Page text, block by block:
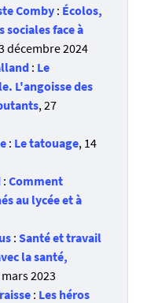
Comby: Écolos,
sociales face à
décembre 2024
: Le
L'angoisse des
, 27
: Le tatouage, 14
: Comment
au lycée et à
: Santé et travail
la santé,
mars 2023
: Les héros